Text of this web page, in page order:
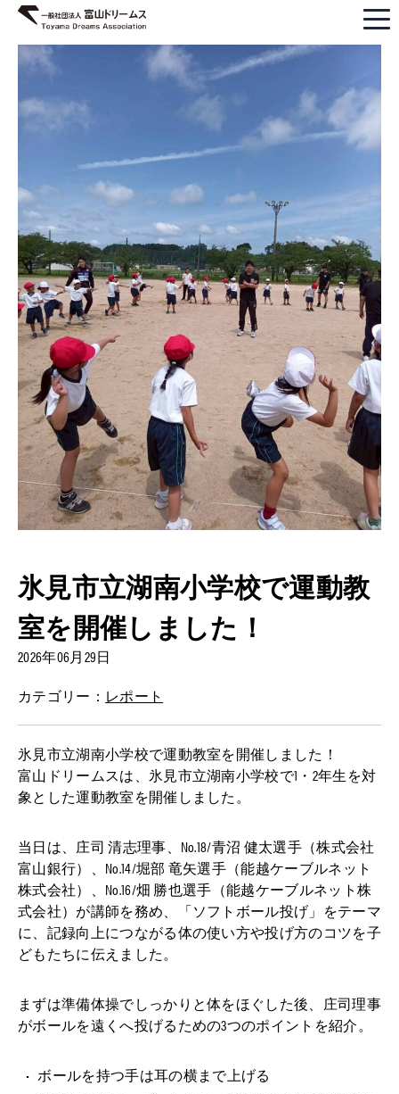
氷見市立湖南小学校で運動教
室を開催しました！
2026年06月29日
カテゴリー： レポート
氷見市立湖南小学校で運動教室を開催しました！
富山ドリームスは、氷見市立湖南小学校で1・2年生を対
象とした運動教室を開催しました。
当日は、庄司 清志理事、No.18/⻘沼 健太選手（株式会社
富山銀行）、No.14/堀部 ⻯⽮選手（能越ケーブルネット
株式会社）、No.16/畑 勝也選手（能越ケーブルネット株
式会社）が講師を務め、「ソフトボール投げ」をテーマ
に、記録向上につながる体の使い方や投げ方のコツを子
どもたちに伝えました。
まずは準備体操でしっかりと体をほぐした後、庄司理事
がボールを遠くへ投げるための3つのポイントを紹介。
ボールを持つ手は耳の横まで上げる